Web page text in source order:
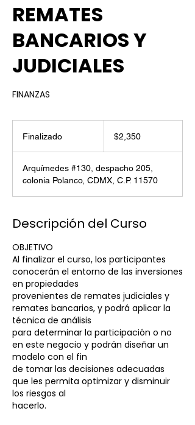
REMATES
BANCARIOS Y
JUDICIALES
FINANZAS
Finalizado
a
l
i
a
mexicanos
$2,350
Arquímedes #130, despacho 205,
colonia Polanco, CDMX, C.P. 11570
Descripción del Curso
OBJETIVO
Al finalizar el curso, los participantes
conocerán el entorno de las inversiones
en propiedades
provenientes de remates judiciales y
remates bancarios, y podrá aplicar la
técnica de análisis
para determinar la participación o no
en este negocio y podrán diseñar un
modelo con el fin
de tomar las decisiones adecuadas
que les permita optimizar y disminuir
los riesgos al
hacerlo.